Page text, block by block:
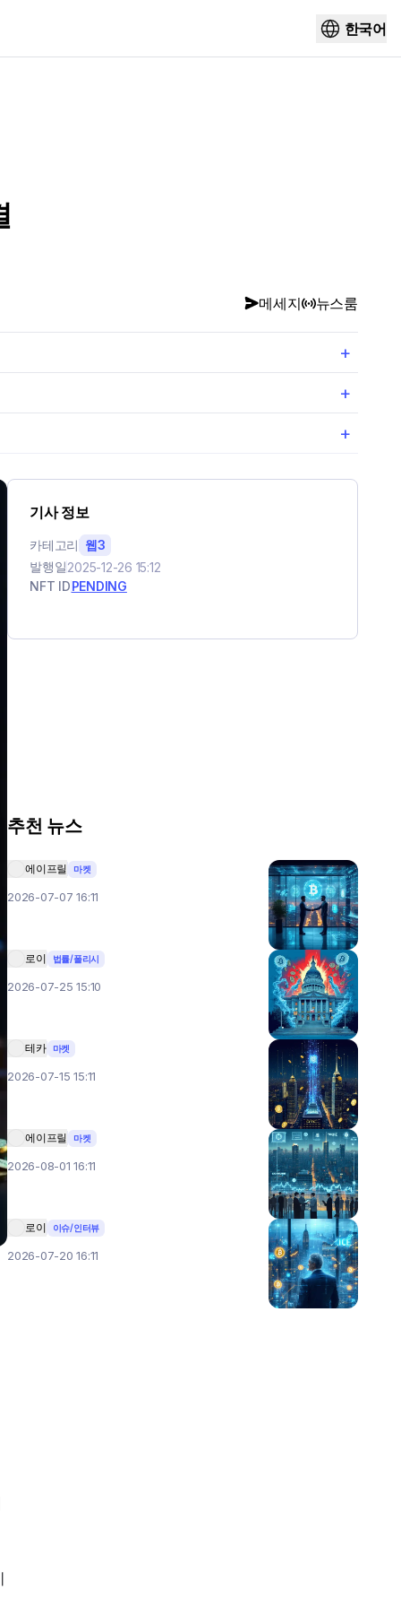
한국어
메세지 뉴스룸
+
+
+
기사 정보
카테고리 웹3
발행일2025-12-26 15:12
NFT IDPENDING
추천 뉴스
에이프릴 마켓
2026-07-07 16:11
로이 법률/폴리시
2026-07-25 15:10
테카 마켓
2026-07-15 15:11
에이프릴 마켓
2026-08-01 16:11
로이 이슈/인터뷰
2026-07-20 16:11